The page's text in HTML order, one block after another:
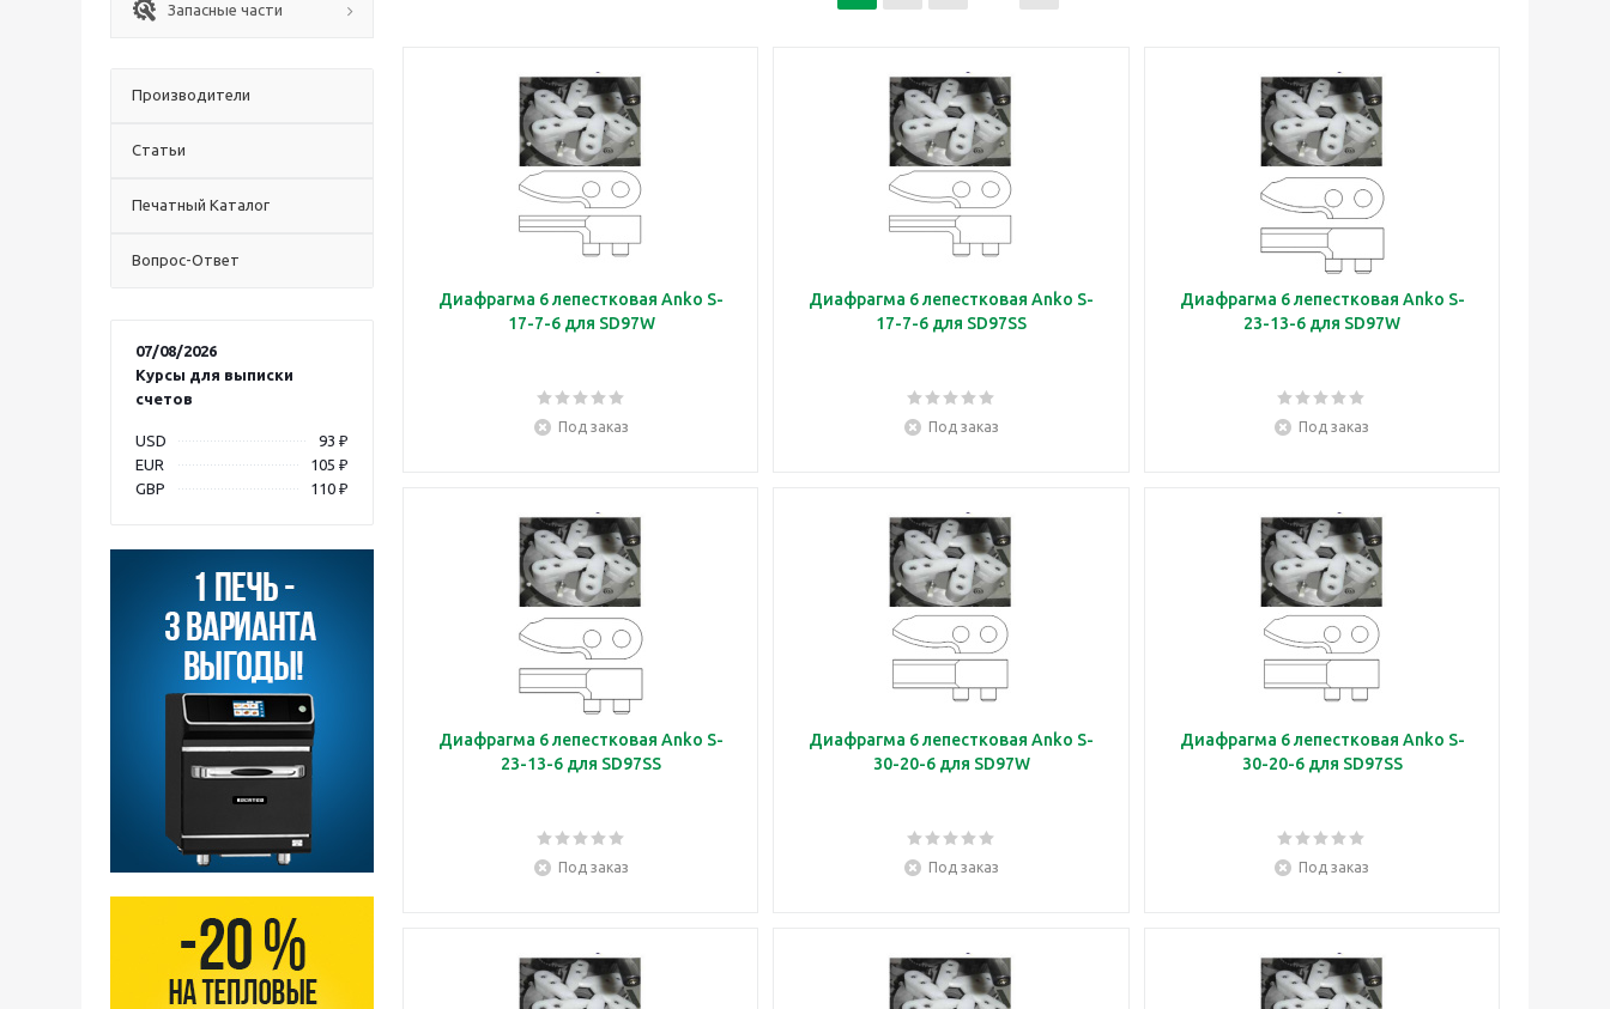
Запасные части
Производители
Статьи
Печатный Каталог
Вопрос-Ответ
07/08/2026
Курсы для выписки
счетов
USD
93 ₽
EUR
105 ₽
GBP
110 ₽
Диафрагма 6 лепестковая Anko S-
17-7-6 для SD97W
Под заказ
Диафрагма 6 лепестковая Anko S-
17-7-6 для SD97SS
Под заказ
Диафрагма 6 лепестковая Anko S-
23-13-6 для SD97W
Под заказ
Диафрагма 6 лепестковая Anko S-
23-13-6 для SD97SS
Под заказ
Диафрагма 6 лепестковая Anko S-
30-20-6 для SD97W
Под заказ
Диафрагма 6 лепестковая Anko S-
30-20-6 для SD97SS
Под заказ